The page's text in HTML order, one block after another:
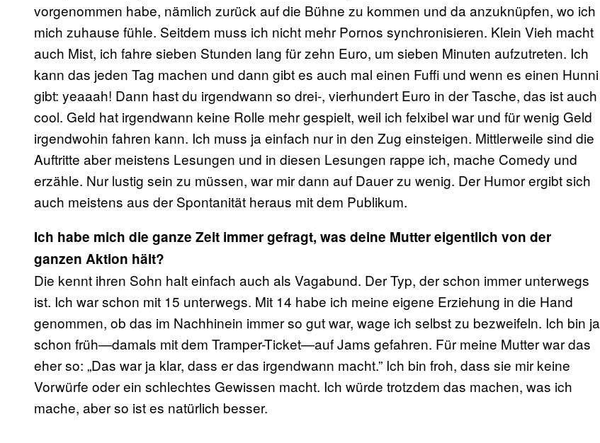
vorgenommen habe, nämlich zurück auf die Bühne zu kommen und da anzuknüpfen, wo ich
mich zuhause fühle. Seitdem muss ich nicht mehr Pornos synchronisieren. Klein Vieh macht
auch Mist, ich fahre sieben Stunden lang für zehn Euro, um sieben Minuten aufzutreten. Ich
kann das jeden Tag machen und dann gibt es auch mal einen Fuffi und wenn es einen Hunni
gibt: yeaaah! Dann hast du irgendwann so drei-, vierhundert Euro in der Tasche, das ist auch
cool. Geld hat irgendwann keine Rolle mehr gespielt, weil ich felxibel war und für wenig Geld
irgendwohin fahren kann. Ich muss ja einfach nur in den Zug einsteigen. Mittlerweile sind die
Auftritte aber meistens Lesungen und in diesen Lesungen rappe ich, mache Comedy und
erzähle. Nur lustig sein zu müssen, war mir dann auf Dauer zu wenig. Der Humor ergibt sich
auch meistens aus der Spontanität heraus mit dem Publikum.
Ich habe mich die ganze Zeit immer gefragt, was deine Mutter eigentlich von der
ganzen Aktion hält?
Die kennt ihren Sohn halt einfach auch als Vagabund. Der Typ, der schon immer unterwegs
ist. Ich war schon mit 15 unterwegs. Mit 14 habe ich meine eigene Erziehung in die Hand
genommen, ob das im Nachhinein immer so gut war, wage ich selbst zu bezweifeln. Ich bin ja
schon früh—damals mit dem Tramper-Ticket—auf Jams gefahren. Für meine Mutter war das
eher so: „Das war ja klar, dass er das irgendwann macht.” Ich bin froh, dass sie mir keine
Vorwürfe oder ein schlechtes Gewissen macht. Ich würde trotzdem das machen, was ich
mache, aber so ist es natürlich besser.